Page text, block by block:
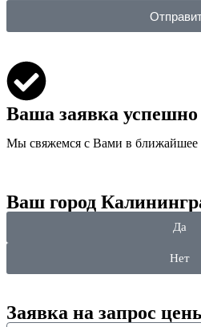
Ваша заявка успешно
Мы свяжемся с Вами в ближайшее
Ваш город
Да
Нет
Заявка на запрос